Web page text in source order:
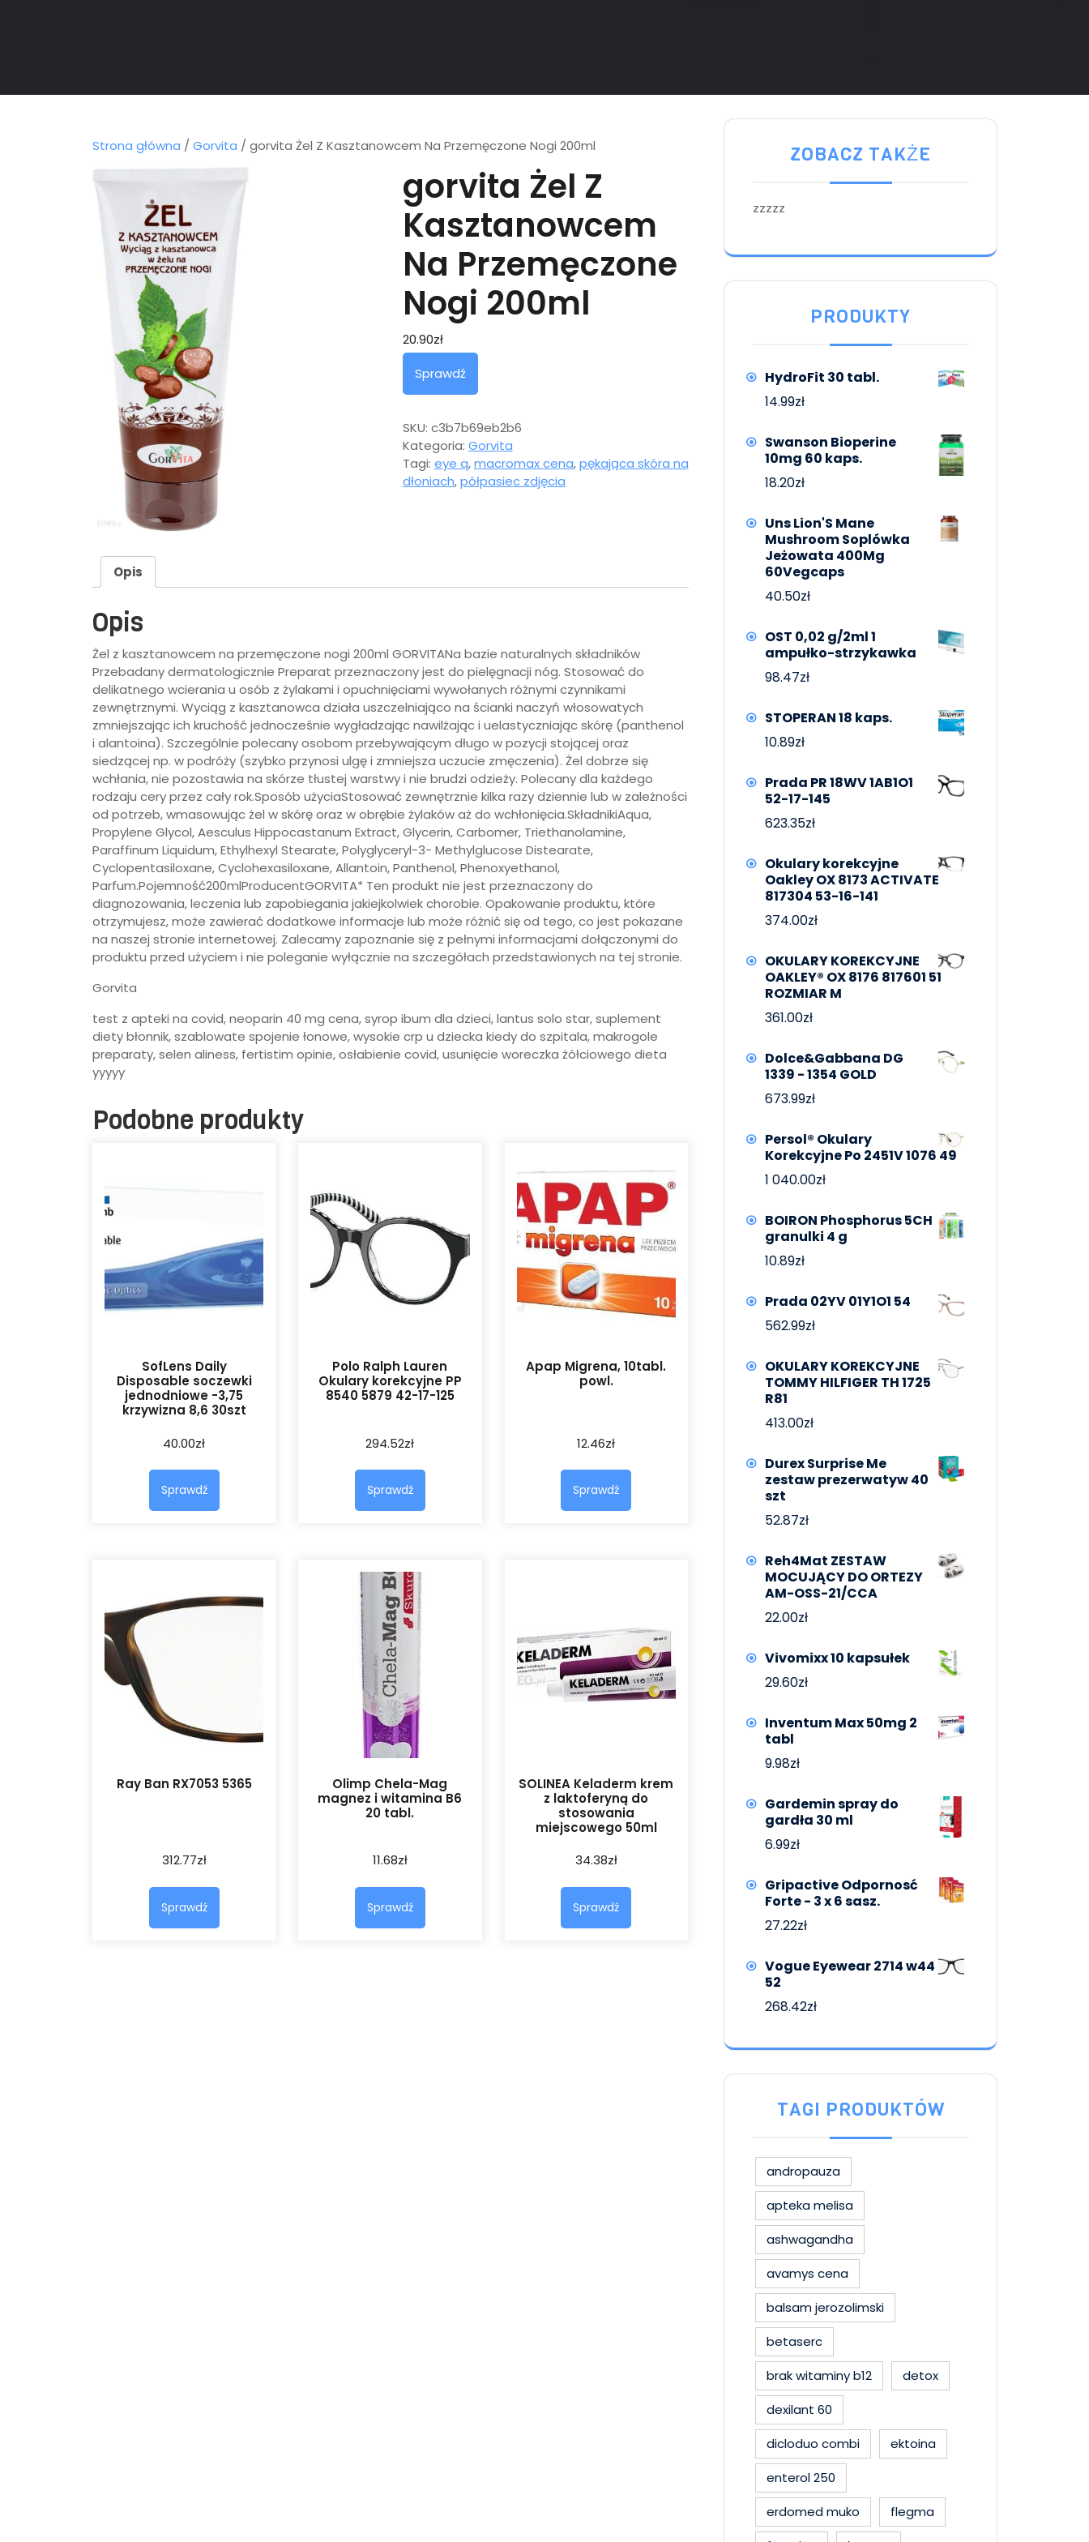
Strona główna / Gorvita / gorvita Żel Z Kasztanowcem Na Przemęczone Nogi 200ml
gorvita Żel Z
Kasztanowcem
Na Przemęczone
Nogi 200ml
20.90zł
Sprawdź
SKU: c3b7b69eb2b6
Kategoria: Gorvita
Tagi: eye q,macromax cena,pękająca skóra na
dłoniach,półpasiec zdjęcia
Opis
Opis
Żel z kasztanowcem na przemęczone nogi 200ml GORVITANa bazie naturalnych składników
Przebadany dermatologicznie Preparat przeznaczony jest do pielęgnacji nóg. Stosować do
delikatnego wcierania u osób z żylakami i opuchnięciami wywołanych różnymi czynnikami
zewnętrznymi. Wyciąg z kasztanowca działa uszczelniająco na ścianki naczyń włosowatych
zmniejszając ich kruchość jednocześnie wygładzając nawilżając i uelastyczniając skórę (panthenol
i alantoina). Szczególnie polecany osobom przebywającym długo w pozycji stojącej oraz
siedzącej np. w podróży (szybko przynosi ulgę i zmniejsza uczucie zmęczenia). Żel dobrze się
wchłania, nie pozostawia na skórze tłustej warstwy i nie brudzi odzieży. Polecany dla każdego
rodzaju cery przez cały rok.Sposób użyciaStosować zewnętrznie kilka razy dziennie lub w zależności
od potrzeb, wmasowując żel w skórę oraz w obrębie żylaków aż do wchłonięcia.SkładnikiAqua,
Propylene Glycol, Aesculus Hippocastanum Extract, Glycerin, Carbomer, Triethanolamine,
Paraffinum Liquidum, Ethylhexyl Stearate, Polyglyceryl-3- Methylglucose Distearate,
Cyclopentasiloxane, Cyclohexasiloxane, Allantoin, Panthenol, Phenoxyethanol,
Parfum.Pojemność200mlProducentGORVITA* Ten produkt nie jest przeznaczony do
diagnozowania, leczenia lub zapobiegania jakiejkolwiek chorobie. Opakowanie produktu, które
otrzymujesz, może zawierać dodatkowe informacje lub może różnić się od tego, co jest pokazane
na naszej stronie internetowej. Zalecamy zapoznanie się z pełnymi informacjami dołączonymi do
produktu przed użyciem i nie poleganie wyłącznie na szczegółach przedstawionych na tej stronie.
Gorvita
test z apteki na covid, neoparin 40 mg cena, syrop ibum dla dzieci, lantus solo star, suplement
diety błonnik, szablowate spojenie łonowe, wysokie crp u dziecka kiedy do szpitala, makrogole
preparaty, selen aliness, fertistim opinie, osłabienie covid, usunięcie woreczka żółciowego dieta
yyyyy
Podobne produkty
SofLens Daily
Disposable soczewki
jednodniowe -3,75
krzywizna 8,6 30szt
40.00zł
Sprawdź
Polo Ralph Lauren
Okulary korekcyjne PP
8540 5879 42-17-125
294.52zł
Sprawdź
Apap Migrena, 10tabl.
powl.
12.46zł
Sprawdź
Ray Ban RX7053 5365
312.77zł
Sprawdź
Olimp Chela-Mag
magnez i witamina B6
20 tabl.
11.68zł
Sprawdź
SOLINEA Keladerm krem
z laktoferyną do
stosowania
miejscowego 50ml
34.38zł
Sprawdź
ZOBACZ TAKŻE
zzzzz
PRODUKTY
HydroFit 30 tabl.
14.99zł
Swanson Bioperine
10mg 60 kaps.
18.20zł
Uns Lion'S Mane
Mushroom Soplówka
Jeżowata 400Mg
60Vegcaps
40.50zł
OST 0,02 g/2ml 1
ampułko-strzykawka
98.47zł
STOPERAN 18 kaps.
10.89zł
Prada PR 18WV 1AB1O1
52-17-145
623.35zł
Okulary korekcyjne
Oakley OX 8173 ACTIVATE
817304 53-16-141
374.00zł
OKULARY KOREKCYJNE
OAKLEY® OX 8176 817601 51
ROZMIAR M
361.00zł
Dolce&Gabbana DG
1339 - 1354 GOLD
673.99zł
Persol® Okulary
Korekcyjne Po 2451V 1076 49
1 040.00zł
BOIRON Phosphorus 5CH
granulki 4 g
10.89zł
Prada 02YV 01Y1O1 54
562.99zł
OKULARY KOREKCYJNE
TOMMY HILFIGER TH 1725
R81
413.00zł
Durex Surprise Me
zestaw prezerwatyw 40
szt
52.87zł
Reh4Mat ZESTAW
MOCUJĄCY DO ORTEZY
AM-OSS-21/CCA
22.00zł
Vivomixx 10 kapsułek
29.60zł
Inventum Max 50mg 2
tabl
9.98zł
Gardemin spray do
gardła 30 ml
6.99zł
Gripactive Odpornosć
Forte - 3 x 6 sasz.
27.22zł
Vogue Eyewear 2714 w44
52
268.42zł
TAGI PRODUKTÓW
andropauza
apteka melisa
ashwagandha
avamys cena
balsam jerozolimski
betaserc
brak witaminy b12
detox
dexilant 60
dicloduo combi
ektoina
enterol 250
erdomed muko
flegma